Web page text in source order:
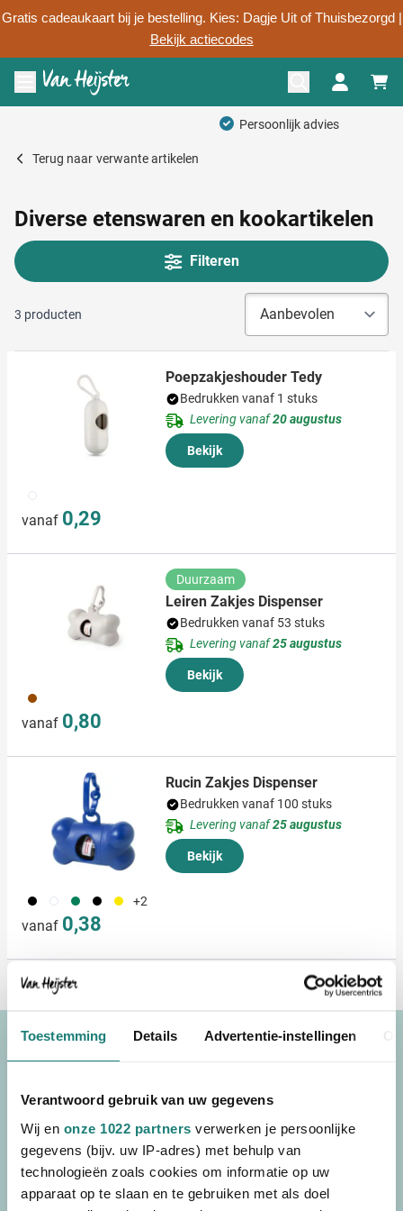
Toestemming Details Advertentie-instellingen
Verantwoord gebruik van uw gegevens
Wij en onze 1022 partners verwerken je persoonlijke
gegevens (bijv. uw IP-adres) met behulp van
technologieën zoals cookies om informatie op uw
apparaat op te slaan en te gebruiken met als doel
Gratis cadeaukaart bij je bestelling. Kies: Dagje Uit of Thuisbezorgd |
Bekijk actiecodes
Ga naar de inhoud
Menu openen
Persoonlijk advies
Terug naar verwante artikelen
Diverse etenswaren en kookartikelen
Filteren
3 producten
002
vanaf 0,29
Poepzakjeshouder Tedy
Bedrukken vanaf 1 stuks
Levering vanaf20 augustus
Bekijk
311
vanaf 0,80
Duurzaam
Leiren Zakjes Dispenser
Bedrukken vanaf 53 stuks
Levering vanaf25 augustus
Bekijk
001 002 004 005 006 +2
vanaf 0,38
Rucin Zakjes Dispenser
Bedrukken vanaf 100 stuks
Levering vanaf25 augustus
Bekijk
Hulp nodig?
bereikbaar.
0478 - 557 300
Chat